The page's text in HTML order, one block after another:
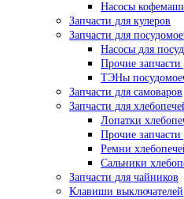
Насосы
Запчасти для кулеров
Запчасти для
Насосы для
Прочие
ТЭНы
Запчасти для самоваров
Запчасти для
Лопатки
Прочие запчасти
Ремни
Сальники
Запчасти для чайников
Клавиши выключателей